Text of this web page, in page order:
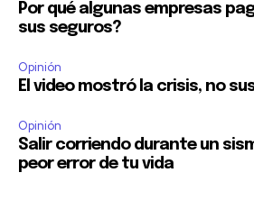
Por qué algunas empresas
sus seguros?
Opinión
El video mostró la crisis, no
Opinión
Salir corriendo durante un
peor error de tu vida